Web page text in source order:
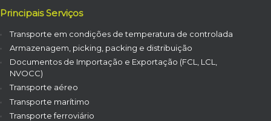
Principais Serviços
Transporte em condições de temperatura de controlada
Armazenagem, picking, packing e distribuição
Documentos de Importação e Exportação (FCL, LCL,
NVOCC)
Transporte aéreo
Transporte marítimo
Transporte ferroviário